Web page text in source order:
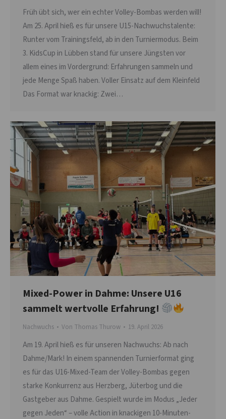
Früh übt sich, wer ein echter Volley-Bombas werden will!
Am 25. April hieß es für unsere U15-Nachwuchstalente:
Runter vom Trainingsfeld, ab in den Turniermodus. Beim
3. KidsCup in Lübben stand für unsere Jüngsten vor
allem eines im Vordergrund: Erfahrungen sammeln und
jede Menge Spaß haben. Voller Einsatz auf dem Kleinfeld
Das Format war knackig: Zwei…
Mixed-Power in Dahme: Unsere U16
sammelt wertvolle Erfahrung!
Nachwuchs Von Thomas Thurow 19. April 2026
Am 19. April hieß es für unseren Nachwuchs: Ab nach
Dahme/Mark! In einem spannenden Turnierformat ging
es für das U16-Mixed-Team der Volley-Bombas gegen
starke Konkurrenz aus Herzberg, Jüterbog und die
Gastgeber aus Dahme. Gespielt wurde im Modus „Jeder
gegen Jeden“ – volle Action in knackigen 10-Minuten-